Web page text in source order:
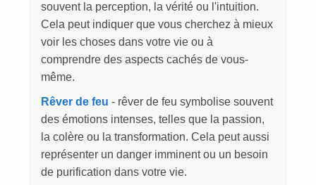
souvent la perception, la vérité ou l'intuition.
Cela peut indiquer que vous cherchez à mieux
voir les choses dans votre vie ou à
comprendre des aspects cachés de vous-
même.
Rêver de feu - rêver de feu symbolise souvent
des émotions intenses, telles que la passion,
la colère ou la transformation. Cela peut aussi
représenter un danger imminent ou un besoin
de purification dans votre vie.